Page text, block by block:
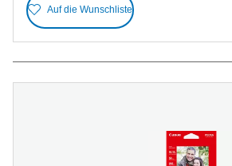
Auf die Wunschliste